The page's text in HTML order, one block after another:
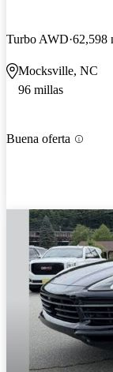
Turbo AWD 62,598
Mocksville, NC
96 millas
Buena oferta